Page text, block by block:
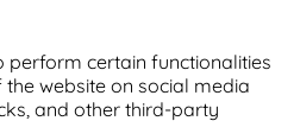
perform certain functionalities
website on social media
and other third-party